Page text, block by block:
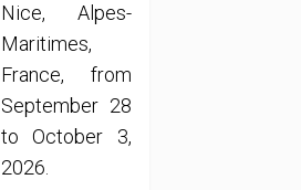
Nice, Alpes-
Maritimes,
France, from
September 28
to October 3,
2026.